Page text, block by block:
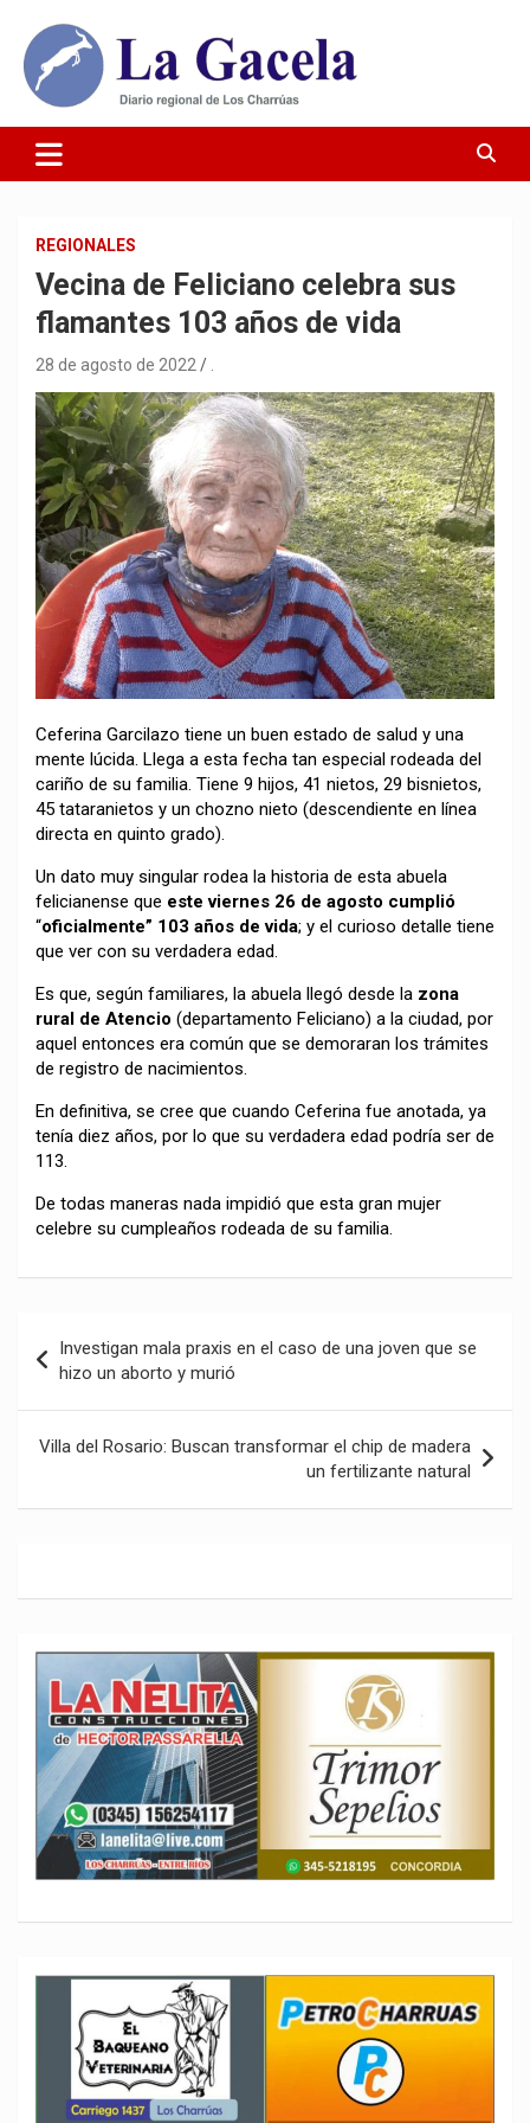
contenido
Diario La Gacela
REGIONALES
Vecina de Feliciano celebra sus
flamantes 103 años de vida
28 de agosto de 2022
Ceferina Garcilazo tiene un buen estado de salud y una
mente lúcida. Llega a esta fecha tan especial rodeada del
cariño de su familia. Tiene 9 hijos, 41 nietos, 29 bisnietos,
45 tataranietos y un chozno nieto (descendiente en línea
directa en quinto grado).
Un dato muy singular rodea la historia de esta abuela
felicianense que este viernes 26 de agosto cumplió
“oficialmente” 103 años de vida; y el curioso detalle tiene
que ver con su verdadera edad.
Es que, según familiares, la abuela llegó desde la zona
rural de Atencio (departamento Feliciano) a la ciudad, por
aquel entonces era común que se demoraran los trámites
de registro de nacimientos.
En definitiva, se cree que cuando Ceferina fue anotada, ya
tenía diez años, por lo que su verdadera edad podría ser de
113.
De todas maneras nada impidió que esta gran mujer
celebre su cumpleaños rodeada de su familia.
de
entradas
Investigan mala praxis en el caso de una joven que se
hizo un aborto y murió
Villa del Rosario: Buscan transformar el chip de madera
un fertilizante natural